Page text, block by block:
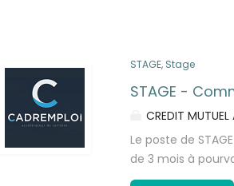
STAGE, Stage
STAGE -
CREDIT MUTUEL
Le poste de
de 3 mois à
contribution web